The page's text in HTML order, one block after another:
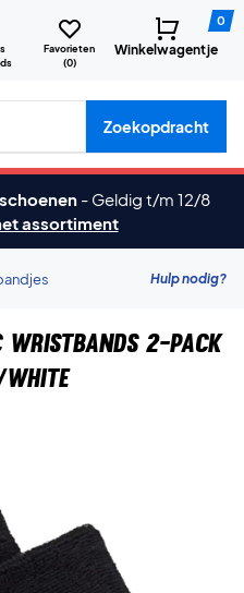
Favorieten
(0)
0
Winkelwagentje
merken etc.
Zoekopdracht
- Geldig t/m 12/8
assortiment
Hulp nodig?
Wristbands 2-Pack